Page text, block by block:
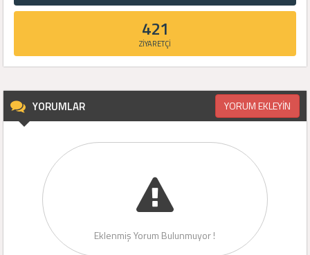
421
ZİYARETÇİ
YORUMLAR YORUM EKLEYİN
Eklenmiş Yorum Bulunmuyor !